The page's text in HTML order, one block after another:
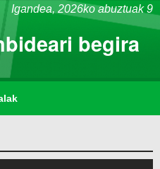
Igandea, 2026ko abuztuak 9
begira